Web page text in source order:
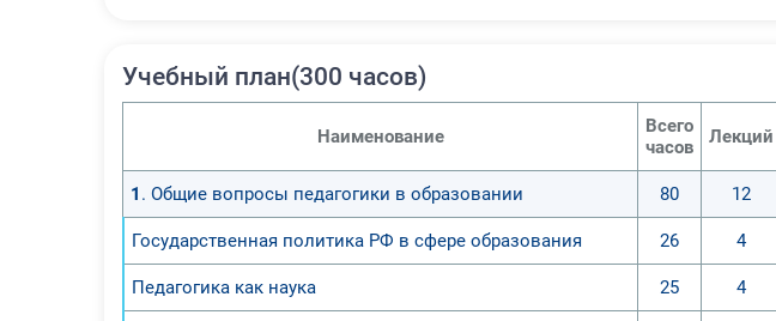
Учебный план(300 часов)
Наименование
Всего
часов
Лекций
1 . Общие вопросы педагогики в образовании 80 12
Государственная политика РФ в сфере образования 26 4
Педагогика как наука 25 4